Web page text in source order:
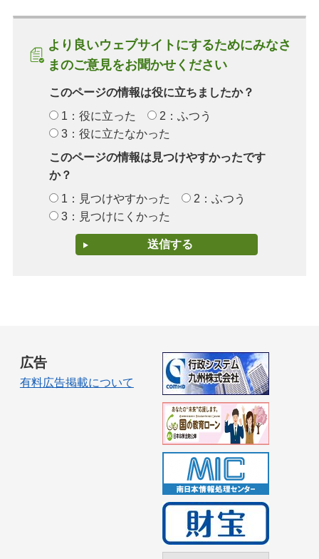
より良いウェブサイトにするためにみなさ
まのご意見をお聞かせください
このページの情報は役に立ちましたか？
1：役に立った
2：ふつう
3：役に立たなかった
このページの情報は見つけやすかったです
か？
1：見つけやすかった
2：ふつう
3：見つけにくかった
広告
有料広告掲載について